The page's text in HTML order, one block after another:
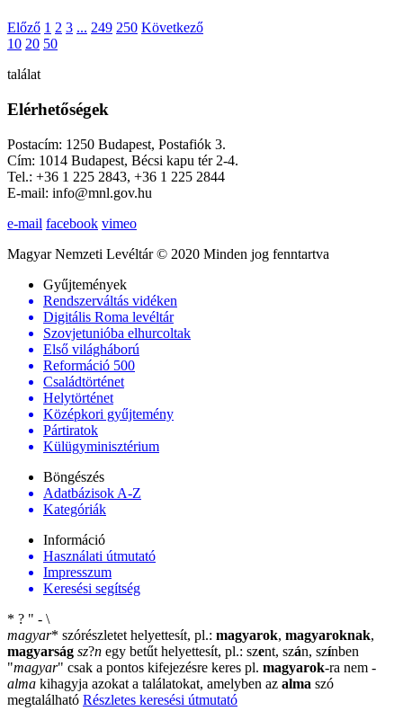
Előző 1 2 3 ... 249 250 Következő
10 20 50
találat
Elérhetőségek
Postacím: 1250 Budapest, Postafiók 3.
Cím: 1014 Budapest, Bécsi kapu tér 2-4.
Tel.: +36 1 225 2843, +36 1 225 2844
E-mail: info@mnl.gov.hu
e-mail facebook vimeo
Magyar Nemzeti Levéltár © 2020 Minden jog fenntartva
Gyűjtemények
Rendszerváltás vidéken
Digitális Roma levéltár
Szovjetunióba elhurcoltak
Első világháború
Reformáció 500
Családtörténet
Helytörténet
Középkori gyűjtemény
Pártiratok
Külügyminisztérium
Böngészés
Adatbázisok A-Z
Kategóriák
Információ
Használati útmutató
Impresszum
Keresési segítség
* ? " - \
magyar* szórészletet helyettesít, pl.: magyarok, magyaroknak,
magyarság sz?n egy betűt helyettesít, pl.: szent, szán, színben
"magyar" csak a pontos kifejezésre keres pl. magyarok-ra nem -
alma kihagyja azokat a találatokat, amelyben az alma szó
megtalálható Részletes keresési útmutató